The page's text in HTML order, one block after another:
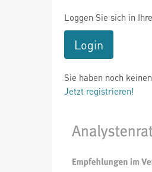
Loggen Sie sich in
Login
Sie haben noch
Jetzt registrieren!